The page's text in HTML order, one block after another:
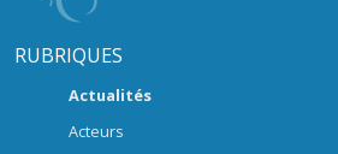
RUBRIQUES
Actualités
Acteurs